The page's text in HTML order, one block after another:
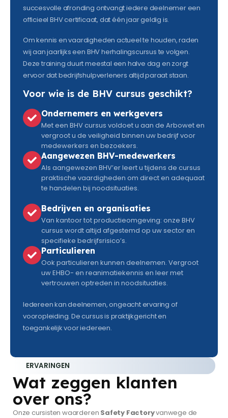
succesvolle afronding ontvangt iedere deelnemer een
officieel BHV certificaat, dat één jaar geldig is.
Om kennis en vaardigheden actueel te houden, raden
wij aan jaarlijks een BHV herhalingscursus te volgen.
Deze training duurt meestal een halve dag en zorgt
ervoor dat bedrijfshulpverleners altijd paraat staan.
Voor wie is de BHV cursus geschikt?
Ondernemers en werkgevers
Met een BHV cursus voldoet u aan de Arbowet en
vergroot u de veiligheid binnen uw bedrijf voor
medewerkers en bezoekers.
Aangewezen BHV-medewerkers
Als aangewezen BHV’er leert u tijdens de cursus
praktische vaardigheden om direct en adequaat
te handelen bij noodsituaties.
Bedrijven en organisaties
Van kantoor tot productieomgeving: onze BHV
cursus wordt altijd afgestemd op uw sector en
specifieke bedrijfsrisico’s.
Particulieren
Ook particulieren kunnen deelnemen. Vergroot
uw EHBO- en reanimatiekennis en leer met
vertrouwen optreden in noodsituaties.
Iedereen kan deelnemen, ongeacht ervaring of
vooropleiding. De cursus is praktijkgericht en
toegankelijk voor iedereen.
ERVARINGEN
Wat zeggen klanten
over ons?
Onze cursisten waarderen Safety Factoryvanwege de